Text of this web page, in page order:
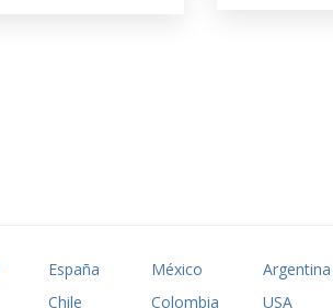
España México
Argentina
Chile
Colombia USA